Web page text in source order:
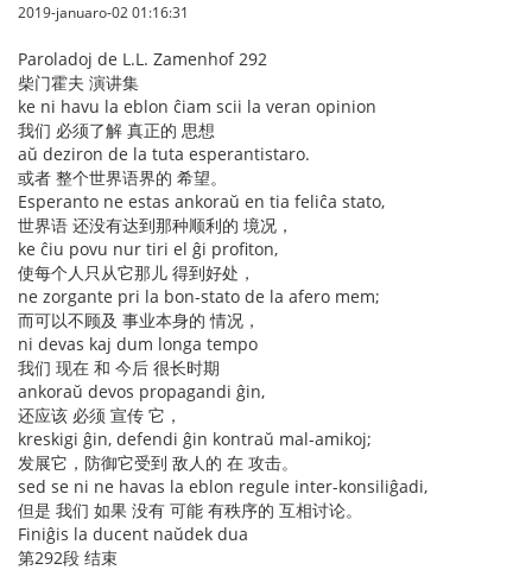
2019-januaro-02 01:16:31
Paroladoj de L.L. Zamenhof 292
柴门霍夫 演讲集
ke ni havu la eblon ĉiam scii la veran opinion
我们 必须了解 真正的 思想
aŭ deziron de la tuta esperantistaro.
或者 整个世界语界的 希望。
Esperanto ne estas ankoraŭ en tia feliĉa stato,
世界语 还没有达到那种顺利的 境况，
ke ĉiu povu nur tiri el ĝi profiton,
使每个人只从它那儿 得到好处，
ne zorgante pri la bon-stato de la afero mem;
而可以不顾及 事业本身的 情况，
ni devas kaj dum longa tempo
我们 现在 和 今后 很长时期
ankoraŭ devos propagandi ĝin,
还应该 必须 宣传 它，
kreskigi ĝin, defendi ĝin kontraŭ mal-amikoj;
发展它，防御它受到 敌人的 在 攻击。
sed se ni ne havas la eblon regule inter-konsiliĝadi,
但是 我们 如果 没有 可能 有秩序的 互相讨论。
Finiĝis la ducent naŭdek dua
第292段 结束